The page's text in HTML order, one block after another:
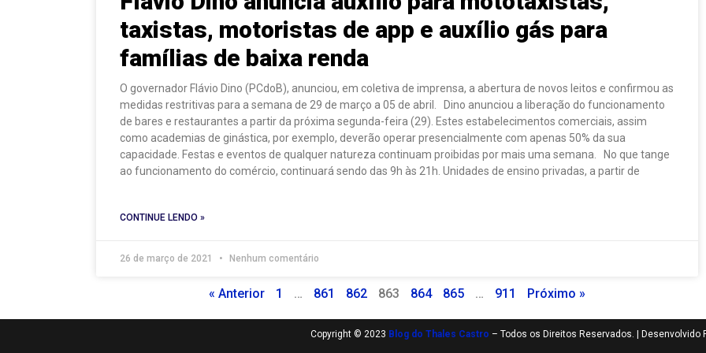
taxistas, motoristas de app e auxílio gás para
famílias de baixa renda
O governador Flávio Dino (PCdoB), anunciou, em coletiva de imprensa, a abertura de novos leitos e confirmou as
medidas restritivas para a semana de 29 de março a 05 de abril. Dino anunciou a liberação do funcionamento
de bares e restaurantes a partir da próxima segunda-feira (29). Estes estabelecimentos comerciais, assim
como academias de ginástica, por exemplo, deverão operar presencialmente com apenas 50% da sua
capacidade. Festas e eventos de qualquer natureza continuam proibidas por mais uma semana. No que tange
ao funcionamento do comércio, continuará sendo das 9h às 21h. Unidades de ensino privadas, a partir de
CONTINUE LENDO »
26 de março de 2021 Nenhum comentário
« Anterior 1 … 861 862 863 864 865 … 911 Próximo »
Copyright © 2023 Blog do Thales Castro – Todos os Direitos Reservados. | Desenvolvido